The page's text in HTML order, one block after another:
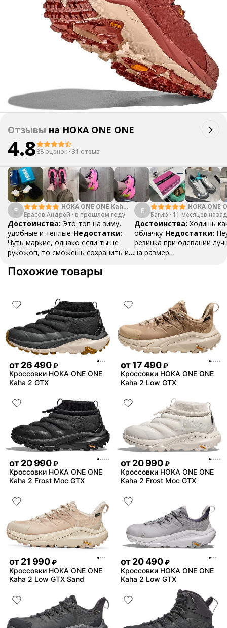
Отзывы на HOKA ONE ONE
4.888 оценок · 31 отзыв
Е
HOKA ONE ONE Kaha
2 GTX
Ерасов Андрей · в прошлом году
Достоинства: Это топ на зиму,
удобные и теплые Недостатки:
Чуть маркие, однако если ты не
рукожоп, то сможешь сохранить их
по любой шкале достоинств
Б
HOKA ONE
Primo
Багир · 11 месяцев назад
Достоинства: Ходишь
облачку Недостатки:
резинка при одевании
на размер
выбор! Если у вас
вопросы в выборе
обращайтесь в чат
товар не подошел,
услугой повторной
Пишите в
оператор расскажет
ответит на все вопросы
Похожие товары
от26 490 ₽
Кроссовки HOKA ONE ONE
Kaha 2 GTX
от17 490 ₽
Кроссовки HOKA ONE ONE
Kaha 2 Low GTX
от20 990 ₽
Кроссовки HOKA ONE ONE
Kaha 2 Frost Moc GTX
от20 990 ₽
Кроссовки HOKA ONE ONE
Kaha 2 Frost Moc GTX
от21 990 ₽
Кроссовки HOKA ONE ONE
Kaha 2 Low GTX Sand
от20 490 ₽
Кроссовки HOKA ONE ONE
Kaha 2 Low GTX